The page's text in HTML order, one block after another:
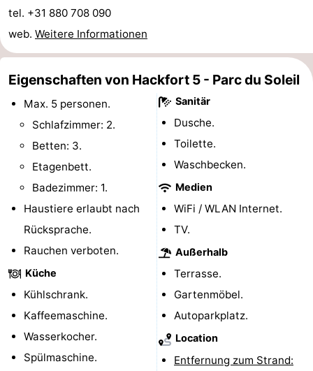
trinken
Praktisch
Route
Parken
Reisebuchshop
Medizin
Adressen
Region
Nordholland
Natur
Schoorlse
-
Bergen
tel. +31 880 708 090
web. Weitere Informationen
Eigenschaften von Hackfort 5 - Parc du Soleil
Max. 5 personen.
Schlafzimmer: 2.
Betten: 3.
Etagenbett.
Badezimmer: 1.
Haustiere erlaubt nach
Rücksprache.
Rauchen verboten.
Küche
Kühlschrank.
Kaffeemaschine.
Wasserkocher.
Spülmaschine.
Sanitär
Dusche.
Toilette.
Waschbecken.
Medien
WiFi / WLAN Internet.
TV.
Außerhalb
Terrasse.
Gartenmöbel.
Autoparkplatz.
Location
Entfernung zum Strand: